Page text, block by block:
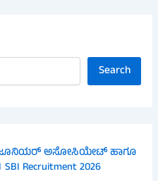
Search
ಜೂನಿಯರ್ ಅಸೋಸಿಯೇಟ್ ಹಾಗೂ
Recruitment 2026